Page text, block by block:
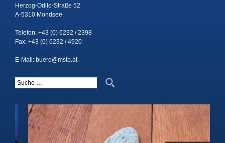
Herzog-Odilo-Straße 52
A-5310 Mondsee
Telefon: +43 (0) 6232 / 2398
Fax: +43 (0) 6232 / 4920
E-Mail: buero@mstb.at
Suche nach: